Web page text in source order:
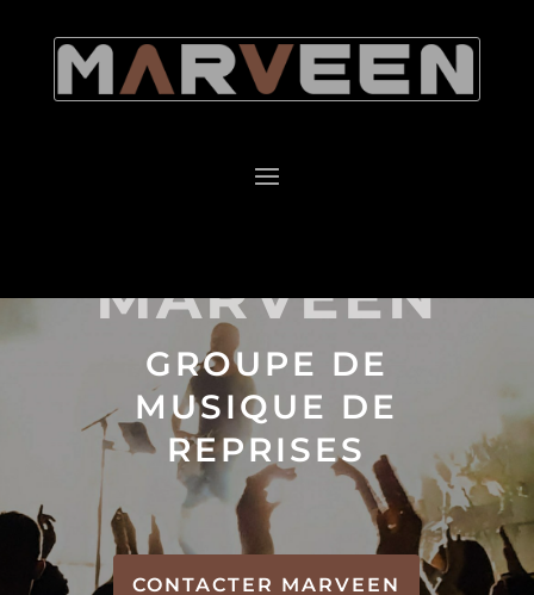
MARVEEN
GROUPE DE
MUSIQUE DE
REPRISES
CONTACTER MARVEEN